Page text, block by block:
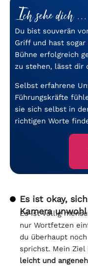
Ich sehe dich ...
Du bist souverän
Griff und hast
Bühne erfolgreich
zu stehen, lässt dir
Selbst erfahrene
Führungskräfte
sie sich selbst in
richtigen Worte
Es ist okay,
Kamera
Es ist völlig
nur Wortfetzen
du überhaupt
sprichst. Mein
leicht und